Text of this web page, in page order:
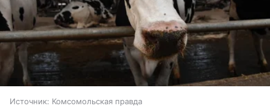
Источник: Комсомольская правда